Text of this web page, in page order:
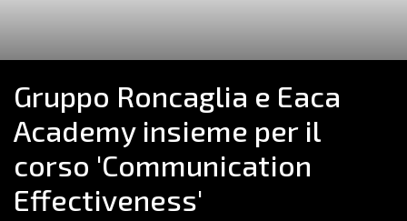
Gruppo Roncaglia e Eaca
Academy insieme per il
corso 'Communication
Effectiveness'